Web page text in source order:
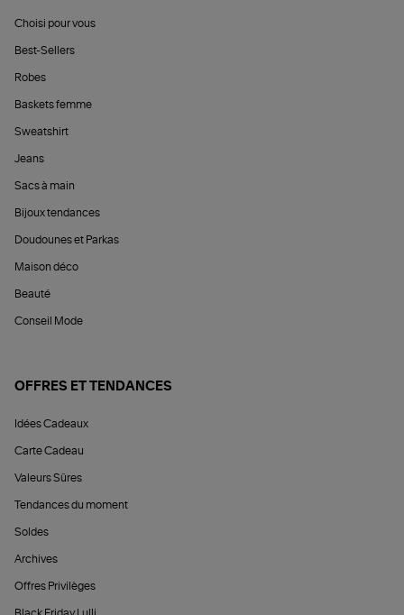
Choisi pour vous
Best-Sellers
Robes
Baskets femme
Sweatshirt
Jeans
Sacs à main
Bijoux tendances
Doudounes et Parkas
Maison déco
Beauté
Conseil Mode
OFFRES ET TENDANCES
Idées Cadeaux
Carte Cadeau
Valeurs Sûres
Tendances du moment
Soldes
Archives
Offres Privilèges